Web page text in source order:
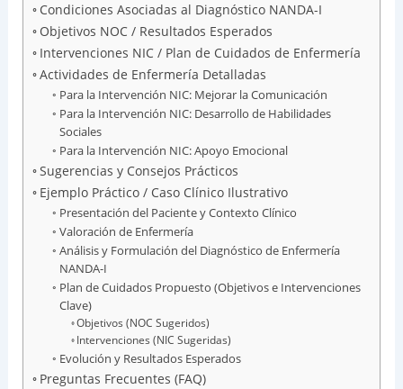
Condiciones Asociadas al Diagnóstico NANDA-I
Objetivos NOC / Resultados Esperados
Intervenciones NIC / Plan de Cuidados de Enfermería
Actividades de Enfermería Detalladas
Para la Intervención NIC: Mejorar la Comunicación
Para la Intervención NIC: Desarrollo de Habilidades
Sociales
Para la Intervención NIC: Apoyo Emocional
Sugerencias y Consejos Prácticos
Ejemplo Práctico / Caso Clínico Ilustrativo
Presentación del Paciente y Contexto Clínico
Valoración de Enfermería
Análisis y Formulación del Diagnóstico de Enfermería
NANDA-I
Plan de Cuidados Propuesto (Objetivos e Intervenciones
Clave)
Objetivos (NOC Sugeridos)
Intervenciones (NIC Sugeridas)
Evolución y Resultados Esperados
Preguntas Frecuentes (FAQ)